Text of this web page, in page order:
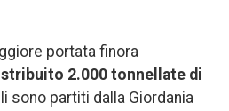
portata finora
2.000 tonnellate di
sono partiti dalla Giordania